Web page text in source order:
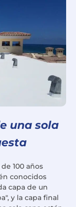
una sola
100 años
conocidos
capa de un
y la capa final